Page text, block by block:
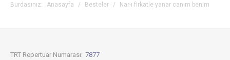
Burdasınız: Anasayfa / Besteler / Nar-ı firkatle yanar canım benim
TRT Repertuar Numarası: 7877